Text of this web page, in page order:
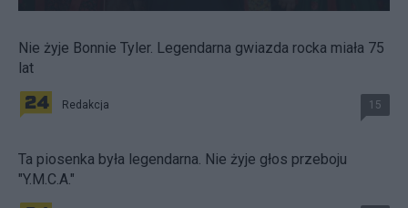
Nie żyje Bonnie Tyler. Legendarna gwiazda rocka miała 75
lat
Redakcja 15
Ta piosenka była legendarna. Nie żyje głos przeboju
"Y.M.C.A."